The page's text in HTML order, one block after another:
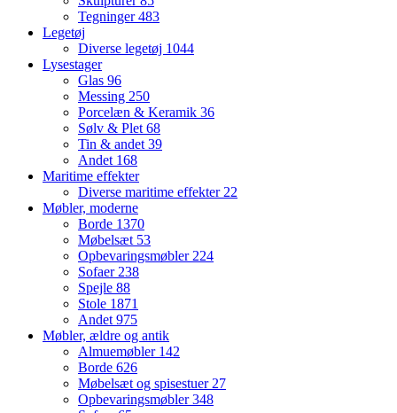
Tegninger483
Legetøj
Diverse legetøj 1044
Lysestager
Glas 96
Messing 250
Porcelæn & Keramik 36
Sølv & Plet68
Tin & andet39
Andet 168
Maritime effekter
Diverse maritime effekter22
Møbler, moderne
Borde 1370
Møbelsæt 53
Opbevaringsmøbler224
Sofaer238
Spejle 88
Stole 1871
Andet975
Møbler, ældre og antik
Almuemøbler 142
Borde 626
Møbelsæt og spisestuer27
Opbevaringsmøbler348